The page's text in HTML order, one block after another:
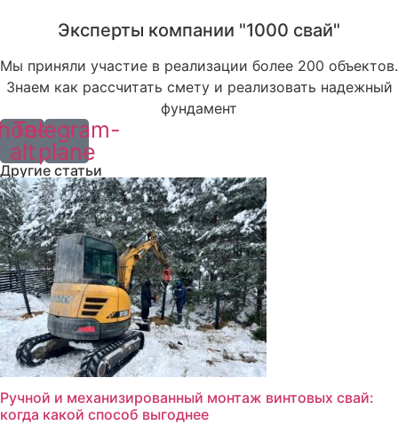
Эксперты компании "1000 свай"
Мы приняли участие в реализации более 200 объектов.
Знаем как рассчитать смету и реализовать надежный
фундамент
alt
Telegram-
plane
Другие статьи
Ручной и механизированный монтаж винтовых свай:
когда какой способ выгоднее